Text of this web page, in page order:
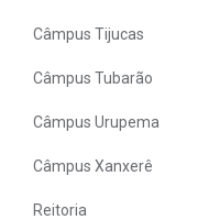
Câmpus Tijucas
Câmpus Tubarão
Câmpus Urupema
Câmpus Xanxerê
Reitoria